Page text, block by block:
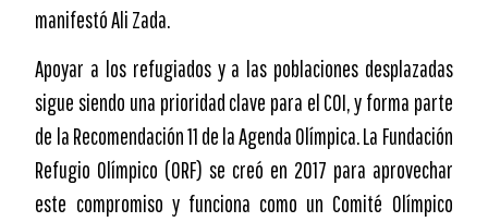
manifestó Ali Zada.
Apoyar a los refugiados y a las poblaciones desplazadas
sigue siendo una prioridad clave para el COI, y forma parte
de la Recomendación 11 de la Agenda Olímpica. La Fundación
Refugio Olímpico (ORF) se creó en 2017 para aprovechar
este compromiso y funciona como un Comité Olímpico